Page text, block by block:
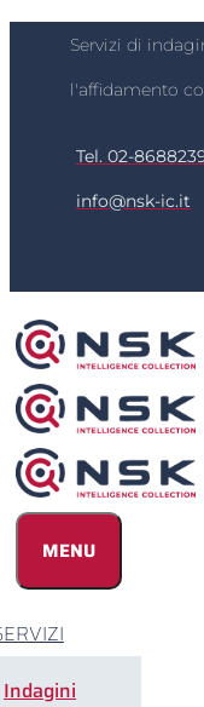
Servizi di
l'affidamento
Tel. 02-
info@nsk-ic.it
MENU
Indagini